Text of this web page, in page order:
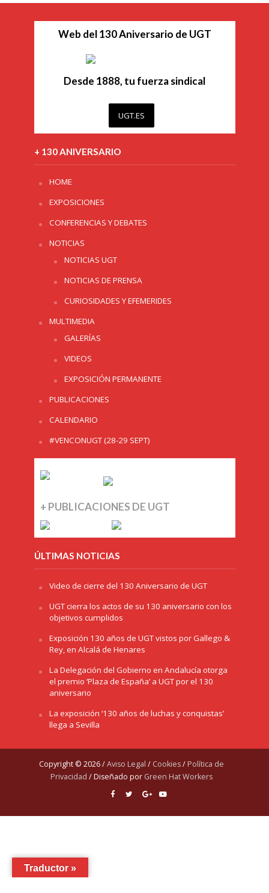
Web del 130 Aniversario de UGT
Desde 1888, tu fuerza sindical
UGT.ES
+ 130 ANIVERSARIO
HOME
EXPOSICIONES
CONFERENCIAS Y DEBATES
NOTICIAS
NOTICIAS UGT
NOTICIAS DE PRENSA
CURIOSIDADES Y EFEMERIDES
MULTIMEDIA
GALERÍAS
VIDEOS
EXPOSICIÓN PERMANENTE
PUBLICACIONES
CALENDARIO
#VENCONUGT (28-29 SEPT)
+ PUBLICACIONES DE UGT
ÚLTIMAS NOTICIAS
Video de cierre del 130 Aniversario de UGT
UGT cierra los actos de su 130 aniversario con los
objetivos cumplidos
Exposición 130 años de UGT vistos por Gallego &
Rey, en Alcalá de Henares
La Delegación del Gobierno en Andalucía otorga
el premio ‘Plaza de España’ a UGT por el 130
aniversario
La exposición ‘130 años de luchas y conquistas’
llega a Sevilla
Copyright © 2026 /Aviso Legal / Cookies/ Política de
Privacidad / Diseñado por Green Hat Workers
Traductor »